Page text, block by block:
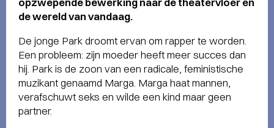
de wereld van vandaag.
De jonge Park droomt ervan om rapper te worden.
Een probleem: zijn moeder heeft meer succes dan
hij. Park is de zoon van een radicale, feministische
muzikant genaamd Marga. Marga haat mannen,
verafschuwt seks en wilde een kind maar geen
partner.